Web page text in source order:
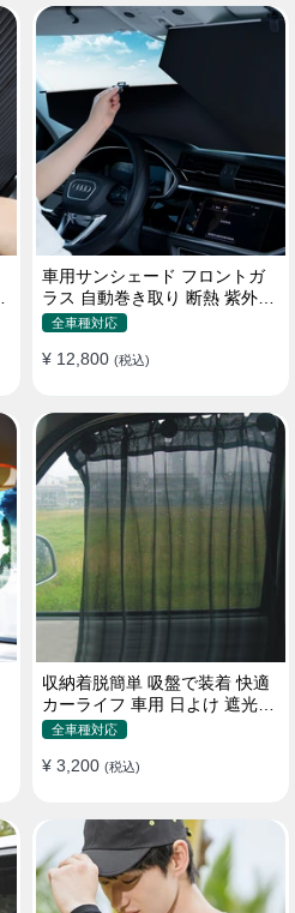
車用サンシェード フロントガ
ラス 自動巻き取り 断熱 紫外線
UVカット 取付収納便利
全車種対応
¥ 12,800 (税込)
収納着脱簡単 吸盤で装着 快適
カーライフ 車用 日よけ 遮光
UVカット 通気
全車種対応
¥ 3,200 (税込)